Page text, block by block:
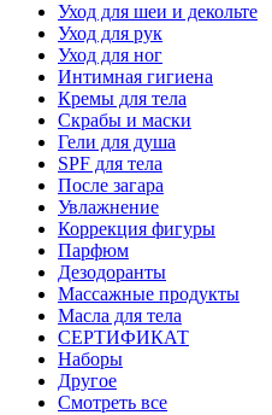
Уход для шеи и декольте
Уход для рук
Уход для ног
Интимная гигиена
Кремы для тела
Скрабы и маски
Гели для душа
SPF для тела
После загара
Увлажнение
Коррекция фигуры
Парфюм
Дезодоранты
Массажные продукты
Масла для тела
СЕРТИФИКАТ
Наборы
Другое
Смотреть все